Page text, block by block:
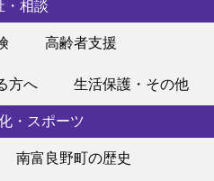
・相談
高齢者支援
方へ 生活保護・その他
・スポーツ
南富良野町の歴史